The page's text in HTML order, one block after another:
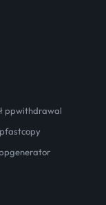
ppwithdrawal